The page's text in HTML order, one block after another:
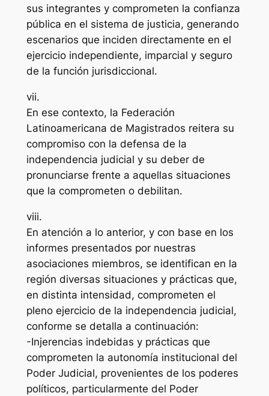
sus integrantes y comprometen la confianza
pública en el sistema de justicia, generando
escenarios que inciden directamente en el
ejercicio independiente, imparcial y seguro
de la función jurisdiccional.
vii.
En ese contexto, la Federación
Latinoamericana de Magistrados reitera su
compromiso con la defensa de la
independencia judicial y su deber de
pronunciarse frente a aquellas situaciones
que la comprometen o debilitan.
viii.
En atención a lo anterior, y con base en los
informes presentados por nuestras
asociaciones miembros, se identifican en la
región diversas situaciones y prácticas que,
en distinta intensidad, comprometen el
pleno ejercicio de la independencia judicial,
conforme se detalla a continuación:
-Injerencias indebidas y prácticas que
comprometen la autonomía institucional del
Poder Judicial, provenientes de los poderes
políticos, particularmente del Poder